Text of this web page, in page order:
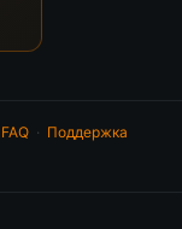
FAQ· Поддержка